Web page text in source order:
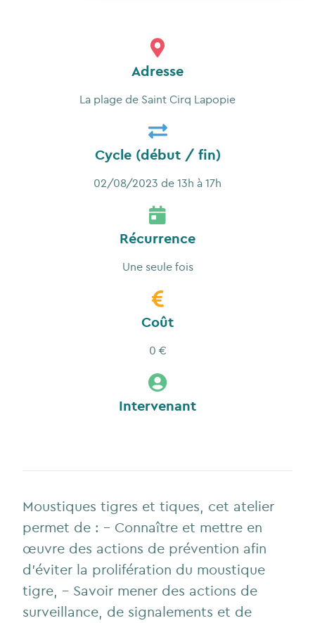
Adresse
La plage de Saint Cirq Lapopie
Cycle (début / fin)
02/08/2023 de 13h à 17h
Récurrence
Une seule fois
Coût
0 €
Intervenant
Moustiques tigres et tiques, cet atelier
permet de : - Connaître et mettre en
œuvre des actions de prévention afin
d’éviter la prolifération du moustique
tigre, - Savoir mener des actions de
surveillance, de signalements et de